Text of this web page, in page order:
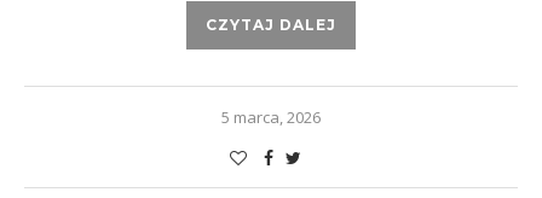
CZYTAJ DALEJ
5 marca, 2026